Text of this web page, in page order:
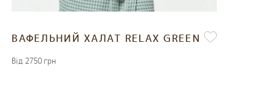
ВАФЕЛЬНИЙ ХАЛАТ RELAX GREEN
Вiд 2750 грн